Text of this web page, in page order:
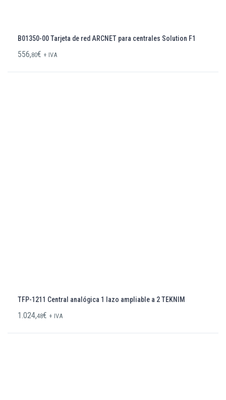
B01350-00 Tarjeta de red ARCNET para centrales Solution F1
556,80€ + IVA
TFP-1211 Central analógica 1 lazo ampliable a 2 TEKNIM
1.024,48€ + IVA